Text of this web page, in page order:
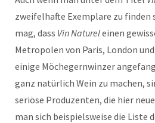
zweifelhafte Exemplare zu finden
mag, dass Vin Natureleinen
Metropolen von Paris, London
einige Möchegernwinzer
ganz natürlich Wein zu machen,
seriöse Produzenten, die hier
man sich beispielsweise die Liste